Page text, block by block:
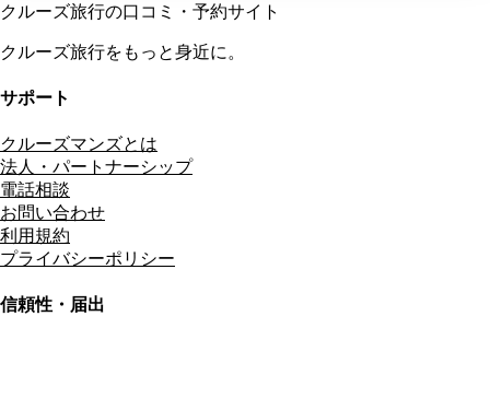
クルーズ旅行の口コミ・予約サイト
クルーズ旅行をもっと身近に。
サポート
クルーズマンズとは
法人・パートナーシップ
電話相談
お問い合わせ
利用規約
プライバシーポリシー
信頼性・届出